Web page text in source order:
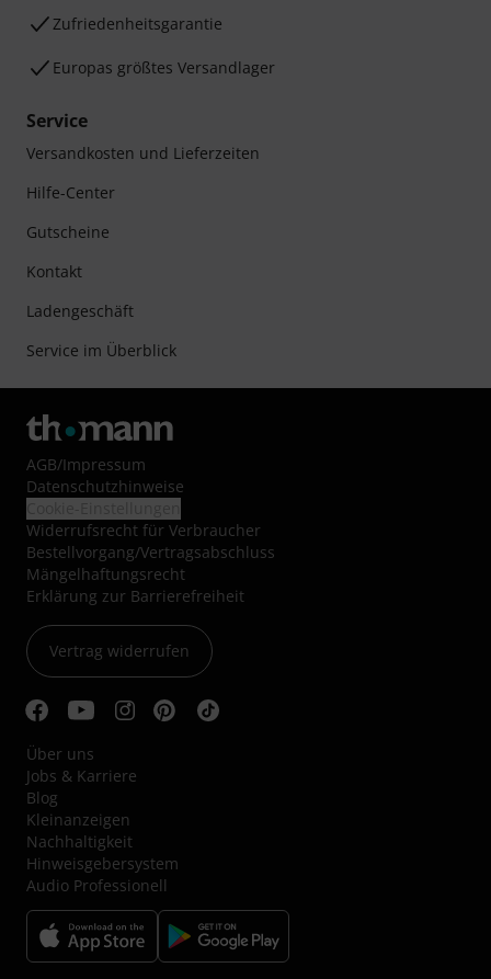
Zufriedenheitsgarantie
Europas größtes Versandlager
Service
Versandkosten und Lieferzeiten
Hilfe-Center
Gutscheine
Kontakt
Ladengeschäft
Service im Überblick
AGB/Impressum
Datenschutzhinweise
Widerrufsrecht für Verbraucher
Bestellvorgang/Vertragsabschluss
Mängelhaftungsrecht
Erklärung zur Barrierefreiheit
Vertrag widerrufen
Über uns
Jobs & Karriere
Blog
Kleinanzeigen
Nachhaltigkeit
Hinweisgebersystem
Audio Professionell